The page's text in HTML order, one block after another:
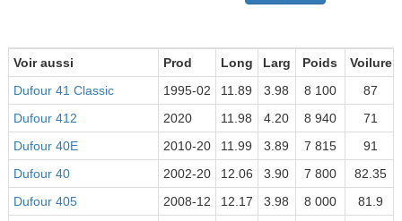
Voir aussi Prod Long Larg Poids Voilure
Dufour 41 Classic
1995-02 11.89 3.98 8 100
87
Dufour 412
2020 11.98 4.20 8 940
71
Dufour 40E
2010-20 11.99 3.89 7 815
91
Dufour 40
2002-20 12.06 3.90 7 800
82.35
Dufour 405
2008-12 12.17 3.98 8 000
81.9